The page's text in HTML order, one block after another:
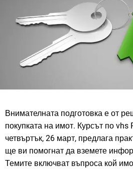
Внимателната подготовка е от
покупката на имот. Курсът по vhs
четвъртък, 26 март, предлага
ще ви помогнат да вземете
Темите включват въпроса кой